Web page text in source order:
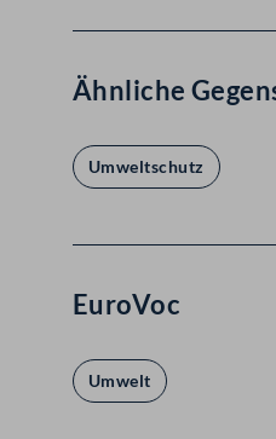
Ähnliche
Umweltschutz
EuroVoc
Umwelt